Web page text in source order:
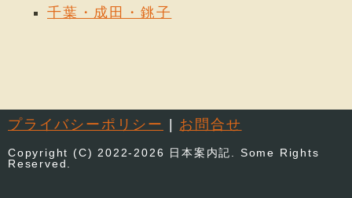
千葉・成田・銚子
プライバシーポリシー | お問合せ
Copyright (C) 2022-2026 日本案内記. Some Rights
Reserved.